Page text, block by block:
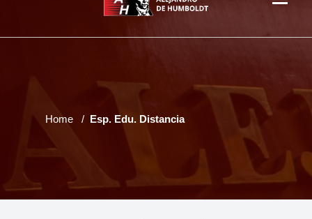
Home Esp. Edu. Distancia